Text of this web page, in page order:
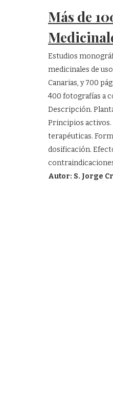
Más de
Estudios
medicinales de
Canarias, y 700
400 fotografías a
Descripción.
Principios activos.
terapéuticas.
dosificación.
Autor: S. Jorge